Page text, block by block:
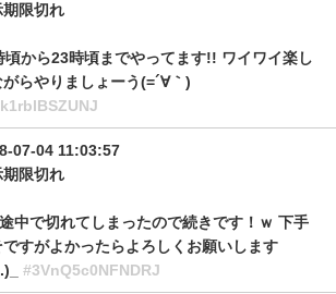
期限切れ
頃から23時頃までやってます!! ワイワイ楽し
らやりましょーう(=´∀｀)
07-04 11:03:57
期限切れ
中で切れてしまったので続きです！ｗ 下手
ですがよかったらよろしくお願いします
#3VnQ5c0NFNDRJ